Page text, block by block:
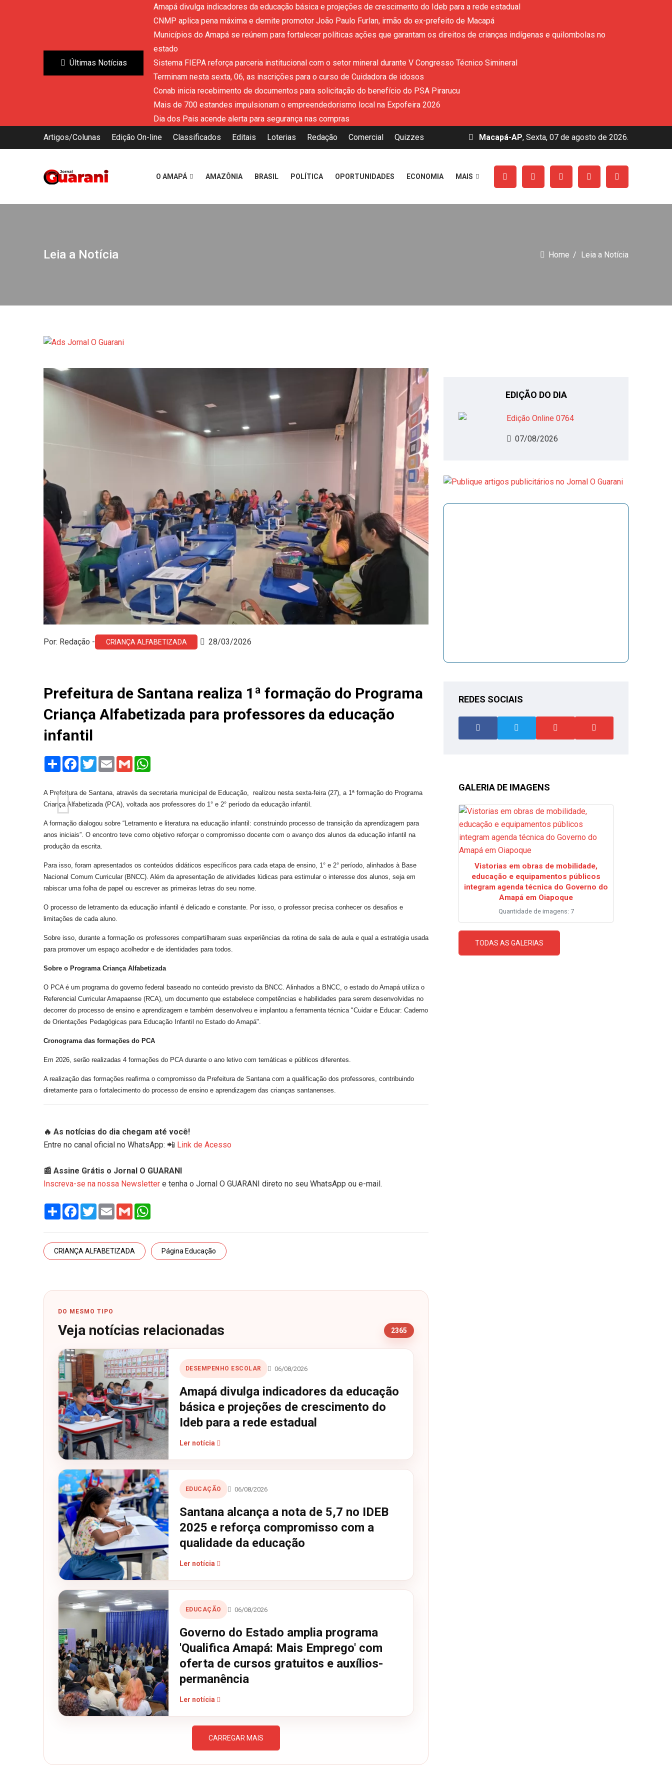
Últimas Notícias
Amapá divulga indicadores da educação básica e projeções de crescimento do Ideb para a rede estadual
CNMP aplica pena máxima e demite promotor João Paulo Furlan, irmão do ex-prefeito de Macapá
Municípios do Amapá se reúnem para fortalecer políticas ações que garantam os direitos de crianças indígenas e quilombolas no
estado
Sistema FIEPA reforça parceria institucional com o setor mineral durante V Congresso Técnico Simineral
Terminam nesta sexta, 06, as inscrições para o curso de Cuidadora de idosos
Conab inicia recebimento de documentos para solicitação do benefício do PSA Pirarucu
Mais de 700 estandes impulsionam o empreendedorismo local na Expofeira 2026
Dia dos Pais acende alerta para segurança nas compras
Artigos/Colunas
Edição On-line Classificados Editais Loterias Redação Comercial Quizzes Macapá-AP, Sexta, 07 de agosto de 2026.
O AMAPÁ AMAZÔNIA BRASIL POLÍTICA OPORTUNIDADES ECONOMIA MAIS
Leia a Notícia Home Leia a Notícia
Por: Redação - CRIANÇA ALFABETIZADA 28/03/2026
Prefeitura de Santana realiza 1ª formação do Programa
Criança Alfabetizada para professores da educação
infantil
Share Facebook
TwitterEmail Gmail
A Prefeitura de Santana, através da secretaria municipal de Educação, realizou nesta sexta-feira (27), a 1ª formação do Programa
Criança Alfabetizada (PCA), voltada aos professores do 1° e 2° período da educação infantil.
A formação dialogou sobre “Letramento e literatura na educação infantil: construindo processo de transição da aprendizagem para
anos iniciais”. O encontro teve como objetivo reforçar o compromisso docente com o avanço dos alunos da educação infantil na
produção da escrita.
Para isso, foram apresentados os conteúdos didáticos específicos para cada etapa de ensino, 1° e 2° período, alinhados à Base
Nacional Comum Curricular (BNCC). Além da apresentação de atividades lúdicas para estimular o interesse dos alunos, seja em
rabiscar uma folha de papel ou escrever as primeiras letras do seu nome.
O processo de letramento da educação infantil é delicado e constante. Por isso, o professor precisa conhecer os desafios e
limitações de cada aluno.
Sobre isso, durante a formação os professores compartilharam suas experiências da rotina de sala de aula e qual a estratégia usada
para promover um espaço acolhedor e de identidades para todos.
Sobre o Programa Criança Alfabetizada
O PCA é um programa do governo federal baseado no conteúdo previsto da BNCC. Alinhados a BNCC, o estado do Amapá utiliza o
Referencial Curricular Amapaense (RCA), um documento que estabelece competências e habilidades para serem desenvolvidas no
decorrer do processo de ensino e aprendizagem e também desenvolveu e implantou a ferramenta técnica "Cuidar e Educar: Caderno
de Orientações Pedagógicas para Educação Infantil no Estado do Amapá".
Cronograma das formações do PCA
Em 2026, serão realizadas 4 formações do PCA durante o ano letivo com temáticas e públicos diferentes.
A realização das formações reafirma o compromisso da Prefeitura de Santana com a qualificação dos professores, contribuindo
diretamente para o fortalecimento do processo de ensino e aprendizagem das crianças santanenses.
🔥 As notícias do dia chegam até você!
Entre no canal oficial no WhatsApp: 📲 Link de Acesso
📰 Assine Grátis o Jornal O GUARANI
Inscreva-se na nossa Newsletter e tenha o Jornal O GUARANI direto no seu WhatsApp ou e-mail.
Share Facebook
TwitterEmail Gmail
CRIANÇA ALFABETIZADA Página Educação
DO MESMO TIPO
Veja notícias relacionadas 2365
DESEMPENHO ESCOLAR 06/08/2026
Amapá divulga indicadores da educação
básica e projeções de crescimento do
Ideb para a rede estadual
Ler notícia
EDUCAÇÃO 06/08/2026
Santana alcança a nota de 5,7 no IDEB
2025 e reforça compromisso com a
qualidade da educação
Ler notícia
EDUCAÇÃO 06/08/2026
Governo do Estado amplia programa
'Qualifica Amapá: Mais Emprego' com
oferta de cursos gratuitos e auxílios-
permanência
Ler notícia
CARREGAR MAIS
EDIÇÃO DO DIA
07/08/2026
REDES SOCIAIS
GALERIA DE IMAGENS
Vistorias em obras de mobilidade,
educação e equipamentos públicos
integram agenda técnica do Governo do
Amapá em Oiapoque
Quantidade de imagens: 7
TODAS AS GALERIAS